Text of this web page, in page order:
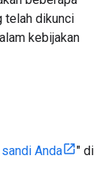
telah dikunci
kebijakan
Anda
" di